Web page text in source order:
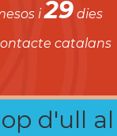
i29 dies
catalans
d'ull al